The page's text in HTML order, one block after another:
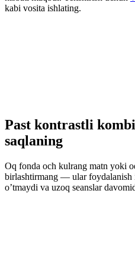
kabi vosita ishlating.
Past kontrastli
saqlaning
Oq fonda och kulrang matn yoki
birlashtirmang — ular foydalanish
o’tmaydi va uzoq seanslar